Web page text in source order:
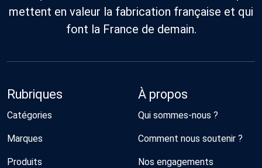
mettent en valeur la fabrication française et qui
font la France de demain.
Rubriques
Catégories
Marques
Produits
À propos
Qui sommes-nous ?
Comment nous soutenir ?
Nos engagements